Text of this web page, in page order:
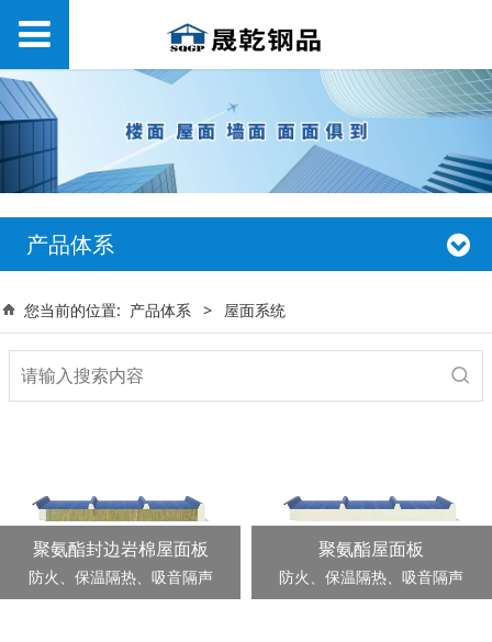
产品体系
您当前的位置: 产品体系 > 屋面系统
聚氨酯封边岩棉屋面板
防火、保温隔热、吸音隔声
聚氨酯屋面板
防火、保温隔热、吸音隔声